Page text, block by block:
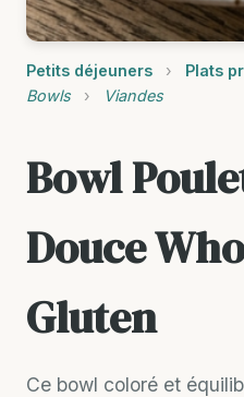
Petits déjeuners › Plats
Bowls
› Viandes
Bowl
Douce
Gluten
Ce bowl coloré et